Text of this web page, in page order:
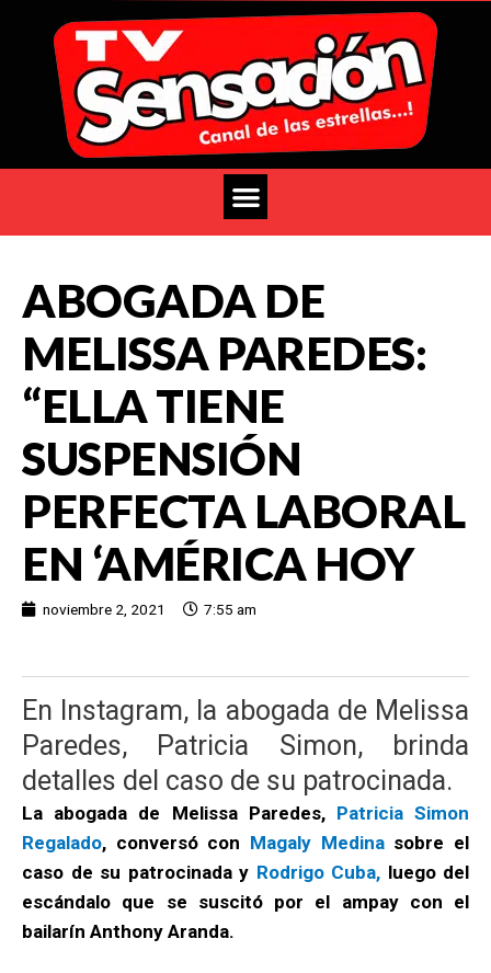
ABOGADA DE
MELISSA PAREDES:
“ELLA TIENE
SUSPENSIÓN
PERFECTA LABORAL
EN ‘AMÉRICA HOY
noviembre 2, 2021 7:55 am
En Instagram, la abogada de Melissa
Paredes, Patricia Simon, brinda
detalles del caso de su patrocinada.
La abogada de Melissa Paredes, Patricia Simon
Regalado, conversó con Magaly Medinasobre el
caso de su patrocinada y Rodrigo Cuba, luego del
escándalo que se suscitó por el ampay con el
bailarín Anthony Aranda.